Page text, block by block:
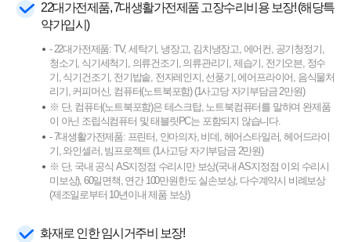
22대가전제품, 7대생활가전제품 고장수리비용 보장! (해당특
약가입시)
- 22대가전제품: TV, 세탁기, 냉장고, 김치냉장고, 에어컨, 공기청정기,
청소기, 식기세척기, 의류건조기, 의류관리기, 제습기, 전기오븐, 정수
기, 식기건조기, 전기밥솥, 전자레인지, 선풍기, 에어프라이어, 음식물처
리기, 커피머신, 컴퓨터(노트북포함) (1사고당 자기부담금 2만원)
※ 단, 컴퓨터(노트북포함)은 테스크탑, 노트북컴퓨터를 말하며 완제품
이 아닌 조립식컴퓨터 및 태블릿PC는 포함되지 않습니다.
- 7대생활가전제품: 프린터, 안마의자, 비데, 헤어스타일러, 헤어드라이
기, 와인셀러, 빔프로젝트 (1사고당 자기부담금 2만원)
※ 단, 국내 공식 AS지정점 수리시만 보상(국내 AS지정점 이외 수리시
미보상), 60일면책, 연간 100만원한도 실손보상, 다수계약시 비례보상
(제조일로부터 10년이내 제품 보상)
화재로 인한 임시거주비 보장!